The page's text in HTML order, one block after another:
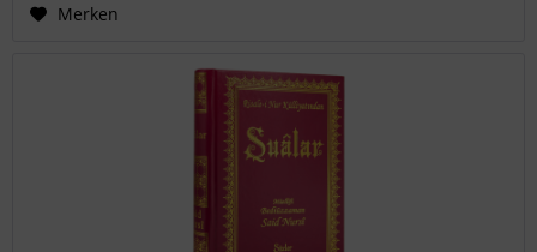
Merken